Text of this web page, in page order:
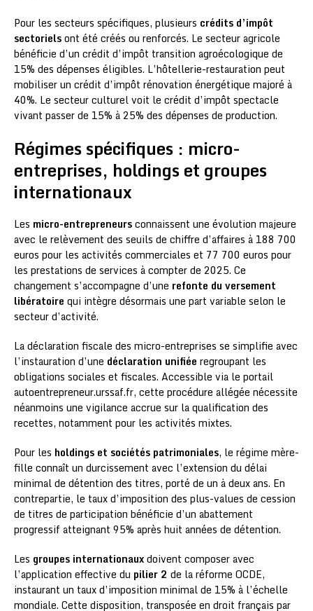
Pour les secteurs spécifiques, plusieurs crédits d’impôt
sectorielsont été créés ou renforcés. Le secteur agricole
bénéficie d’un crédit d’impôt transition agroécologique de
15% des dépenses éligibles. L’hôtellerie-restauration peut
mobiliser un crédit d’impôt rénovation énergétique majoré à
40%. Le secteur culturel voit le crédit d’impôt spectacle
vivant passer de 15% à 25% des dépenses de production.
Régimes spécifiques : micro-
entreprises, holdings et groupes
internationaux
Les micro-entrepreneursconnaissent une évolution majeure
avec le relèvement des seuils de chiffre d’affaires à 188 700
euros pour les activités commerciales et 77 700 euros pour
les prestations de services à compter de 2025. Ce
changement s’accompagne d’une refonte du versement
libératoire qui intègre désormais une part variable selon le
secteur d’activité.
La déclaration fiscale des micro-entreprises se simplifie avec
l’instauration d’une déclaration unifiée regroupant les
obligations sociales et fiscales. Accessible via le portail
autoentrepreneur.urssaf.fr, cette procédure allégée nécessite
néanmoins une vigilance accrue sur la qualification des
recettes, notamment pour les activités mixtes.
Pour les holdings et sociétés patrimoniales, le régime mère-
fille connaît un durcissement avec l’extension du délai
minimal de détention des titres, porté de un à deux ans. En
contrepartie, le taux d’imposition des plus-values de cession
de titres de participation bénéficie d’un abattement
progressif atteignant 95% après huit années de détention.
Les groupes internationauxdoivent composer avec
l’application effective du pilier 2 de la réforme OCDE,
instaurant un taux d’imposition minimal de 15% à l’échelle
mondiale. Cette disposition, transposée en droit français par